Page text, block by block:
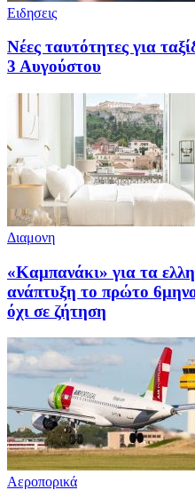
Ειδησεις
Νέες ταυτότητες για
3 Αυγούστου
Διαμονη
«Καμπανάκι» για τα
ανάπτυξη το πρώτο
όχι σε ζήτηση
Αεροπορικά